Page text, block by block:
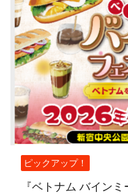
ピックアップ！
『ベトナム バイン